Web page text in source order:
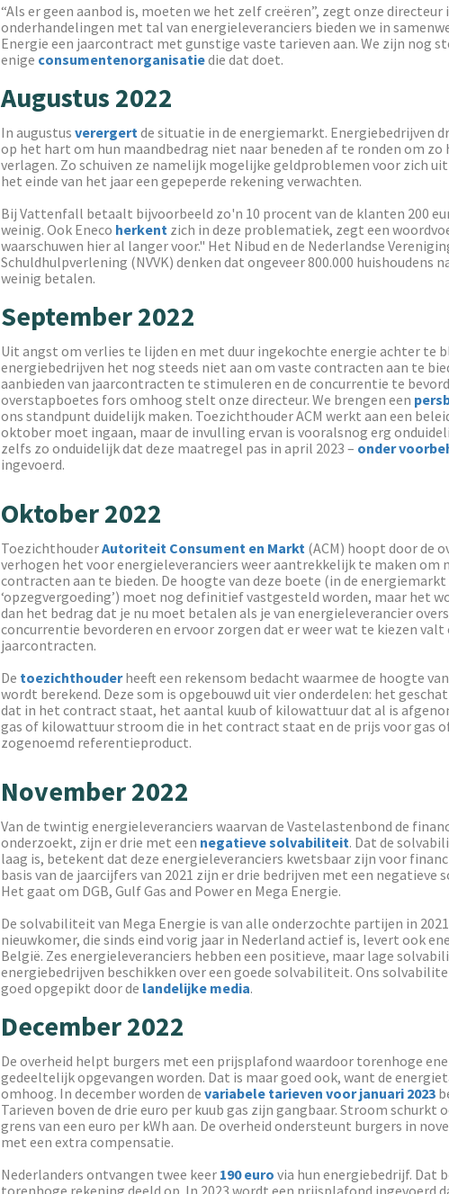
“Als er geen aanbod is, moeten we het zelf creëren”, zegt onze directeur
onderhandelingen met tal van energieleveranciers bieden we in
Energie een jaarcontract met gunstige vaste tarieven aan. We zijn nog
enige consumentenorganisatiedie dat doet.
Augustus 2022
In augustus verergert de situatie in de energiemarkt. Energiebedrijven
op het hart om hun maandbedrag niet naar beneden af te ronden om zo
verlagen. Zo schuiven ze namelijk mogelijke geldproblemen voor zich
het einde van het jaar een gepeperde rekening verwachten.
Bij Vattenfall betaalt bijvoorbeeld zo'n 10 procent van de klanten 200
weinig. Ook Eneco herkent zich in deze problematiek, zegt een
waarschuwen hier al langer voor." Het Nibud en de Nederlandse
Schuldhulpverlening (NVVK) denken dat ongeveer 800.000 huishoudens
weinig betalen.
September 2022
Uit angst om verlies te lijden en met duur ingekochte energie achter te
energiebedrijven het nog steeds niet aan om vaste contracten aan te
aanbieden van jaarcontracten te stimuleren en de concurrentie te
overstapboetes fors omhoog stelt onze directeur. We brengen een
ons standpunt duidelijk maken. Toezichthouder ACM werkt aan een
oktober moet ingaan, maar de invulling ervan is vooralsnog erg
zelfs zo onduidelijk dat deze maatregel pas in april 2023 – onder
ingevoerd.
Oktober 2022
ToezichthouderAutoriteit Consument en Markt (ACM) hoopt door de
verhogen het voor energieleveranciers weer aantrekkelijk te maken om
contracten aan te bieden. De hoogte van deze boete (in de
‘opzegvergoeding’) moet nog definitief vastgesteld worden, maar het
dan het bedrag dat je nu moet betalen als je van energieleverancier
concurrentie bevorderen en ervoor zorgen dat er weer wat te kiezen valt
jaarcontracten.
De toezichthouderheeft een rekensom bedacht waarmee de hoogte
wordt berekend. Deze som is opgebouwd uit vier onderdelen: het
dat in het contract staat, het aantal kuub of kilowattuur dat al is
gas of kilowattuur stroom die in het contract staat en de prijs voor gas
zogenoemd referentieproduct.
November 2022
Van de twintig energieleveranciers waarvan de Vastelastenbond de
onderzoekt, zijn er drie met een negatieve solvabiliteit. Dat de
laag is, betekent dat deze energieleveranciers kwetsbaar zijn voor
basis van de jaarcijfers van 2021 zijn er drie bedrijven met een
Het gaat om DGB, Gulf Gas and Power en Mega Energie.
De solvabiliteit van Mega Energie is van alle onderzochte partijen in
nieuwkomer, die sinds eind vorig jaar in Nederland actief is, levert ook
België. Zes energieleveranciers hebben een positieve, maar lage
energiebedrijven beschikken over een goede solvabiliteit. Ons
goed opgepikt door de landelijke media.
December 2022
De overheid helpt burgers met een prijsplafond waardoor torenhoge
gedeeltelijk opgevangen worden. Dat is maar goed ook, want de
omhoog. In december worden de variabele tarieven voor januari 2023
Tarieven boven de drie euro per kuub gas zijn gangbaar. Stroom schurkt
grens van een euro per kWh aan. De overheid ondersteunt burgers in
met een extra compensatie.
Nederlanders ontvangen twee keer 190 euro via hun energiebedrijf. Dat
torenhoge rekening deeld op. In 2023 wordt een prijsplafond ingevoerd